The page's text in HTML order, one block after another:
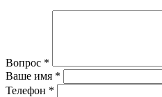
Вопрос *
Ваше имя *
Телефон *